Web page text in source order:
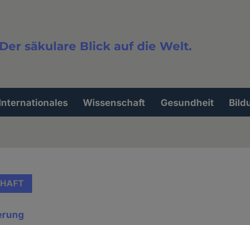
Der säkulare Blick auf die Welt.
Wissenschaft Gesundheit